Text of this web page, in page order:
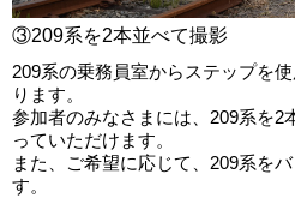
③209系を2本並べて撮影
209系の乗務員室からステップを
ります。
参加者のみなさまには、209系を2
っていただけます。
また、ご希望に応じて、209系を
す。